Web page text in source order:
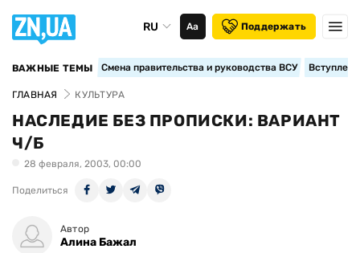
RU Аа Поддержать
ВАЖНЫЕ ТЕМЫ Смена правительства и руководства ВСУ
ГЛАВНАЯ КУЛЬТУРА
НАСЛЕДИЕ БЕЗ ПРОПИСКИ: ВАРИАНТ
Ч/Б
28 февраля, 2003, 00:00
Поделиться
Автор
Алина Бажал